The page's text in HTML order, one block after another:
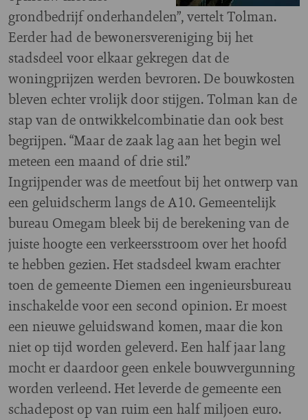
grondbedrijf onderhandelen”, vertelt Tolman.
Eerder had de bewonersvereniging bij het
stadsdeel voor elkaar gekregen dat de
woningprijzen werden bevroren. De bouwkosten
bleven echter vrolijk door stijgen. Tolman kan de
stap van de ontwikkelcombinatie dan ook best
begrijpen. “Maar de zaak lag aan het begin wel
meteen een maand of drie stil.”
Ingrijpender was de meetfout bij het ontwerp van
een geluidscherm langs de A10. Gemeentelijk
bureau Omegam bleek bij de berekening van de
juiste hoogte een verkeersstroom over het hoofd
te hebben gezien. Het stadsdeel kwam erachter
toen de gemeente Diemen een ingenieursbureau
inschakelde voor een second opinion. Er moest
een nieuwe geluidswand komen, maar die kon
niet op tijd worden geleverd. Een half jaar lang
mocht er daardoor geen enkele bouwvergunning
worden verleend. Het leverde de gemeente een
schadepost op van ruim een half miljoen euro.